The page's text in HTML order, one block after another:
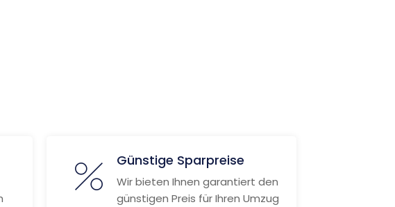
Günstige Sparpreise
Wir bieten Ihnen garantiert den
günstigen Preis für Ihren Umzug